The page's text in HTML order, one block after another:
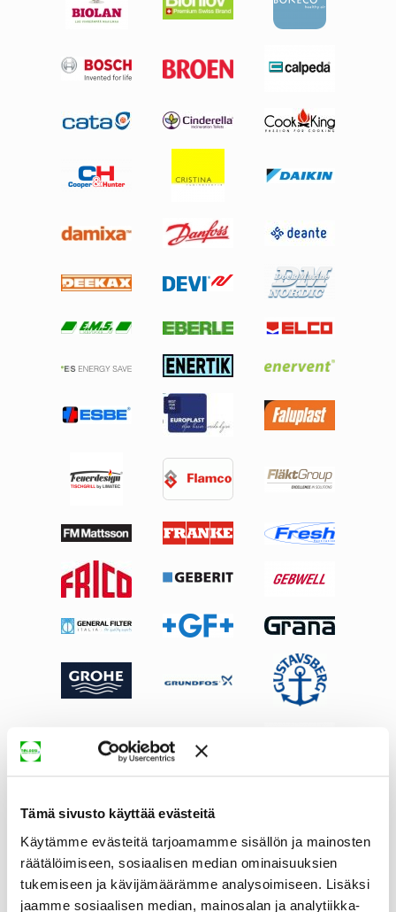
Tämä sivusto käyttää evästeitä
Käytämme evästeitä tarjoamamme sisällön ja mainosten
räätälöimiseen, sosiaalisen median ominaisuuksien
tukemiseen ja kävijämäärämme analysoimiseen. Lisäksi
jaamme sosiaalisen median, mainosalan ja analytiikka-